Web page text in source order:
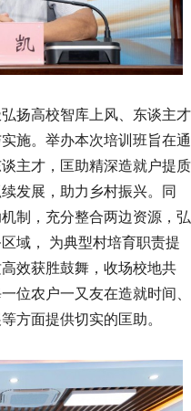
扬高校智库上风、东谈主才
施。举办本次培训班旨在通
主才，匡助精深造就户提质
发展，助力乡村振兴。同
制，充分整合两边资源，弘
域， 为典型村培育职责提
效获胜鼓舞，收场校地共
位农户一又友在造就时间、
方面提供切实的匡助。